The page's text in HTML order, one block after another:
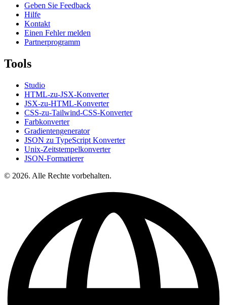
Geben Sie Feedback
Hilfe
Kontakt
Einen Fehler melden
Partnerprogramm
Tools
Studio
HTML-zu-JSX-Konverter
JSX-zu-HTML-Konverter
CSS-zu-Tailwind-CSS-Konverter
Farbkonverter
Gradientengenerator
JSON zu TypeScript Konverter
Unix-Zeitstempelkonverter
JSON-Formatierer
© 2026. Alle Rechte vorbehalten.